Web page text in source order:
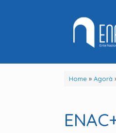
Home» Agorà